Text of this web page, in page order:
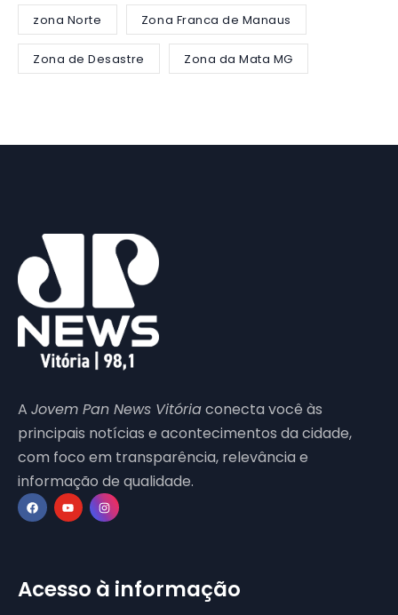
zona Norte Zona Franca de Manaus
Zona de Desastre Zona da Mata MG
A Jovem Pan News Vitóriaconecta você às
principais notícias e acontecimentos da cidade,
com foco em transparência, relevância e
informação de qualidade.
Acesso à informação